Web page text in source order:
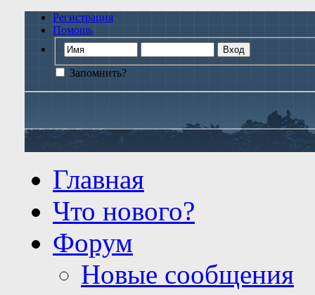
Регистрация
Помощь
Запомнить?
Главная
Что нового?
Форум
Новые сообщения